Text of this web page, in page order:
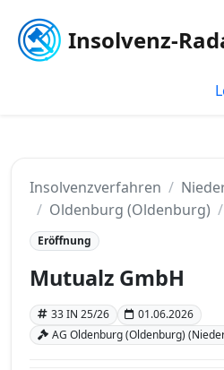
Insolvenz-
Insolvenzverfahren
Oldenburg (Oldenburg)
Eröffnung
Mutualz GmbH
33 IN 25/26
01.06.2026
AG Oldenburg (Oldenburg)